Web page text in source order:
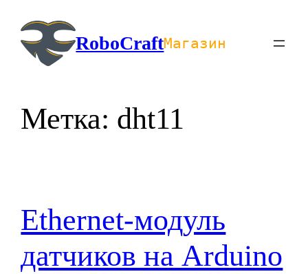
содержимомуRoboCraftМагазин
Метка: dht11
Ethernet-модуль
датчиков на Arduino